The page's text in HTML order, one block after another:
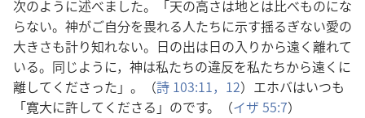
次のように述べました。「天の高さは地とは比べものにな
らない。 神がご自分を畏れる人たちに示す揺るぎない愛の
大きさも計り知れない。 日の出は日の入 りから遠く 離れて
いる。 同じように， 神は私たちの違反を私たちから遠くに
離してくださった」。（詩 103:11，12）エホバはいつも
「寛大に許してくださる」のです。（イザ 55:7）